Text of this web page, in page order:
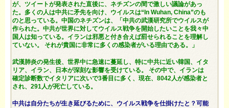
が、ツイートが発表された直後に、ネチズンの間で激しい議論があっ
た。多くの人は中共に矛先を向け、ウイルスは“In Wuhan, China”のも
のと思っている。中国のネチズンは、「中共の武漢研究所でウイルスが
作られた。中共が世界に対してウイルス戦争を開始したいことを我々中
国人は知っている。イランは邪悪と付き合えば罰せられることを理解し
ていない。 それが貴国に非常に多くの感染者がいる理由である。」
武漢肺炎の発生後、世界中に急速に蔓延し、特に中共に近い韓国、イタ
リア、イラン、日本が深刻な影響を受けている。 その中で、イランは
確定診断数でイタリアに次いで3番目に多く、現在、8042人が感染者と
され、291人が死亡している。
中共は自分たちが生き延びるために、ウイルス戦争を仕掛けたと？可能